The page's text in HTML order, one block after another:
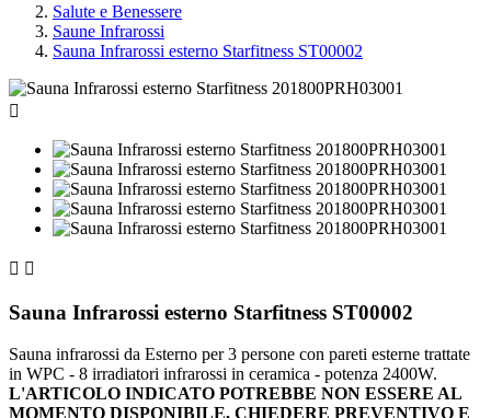
Salute e Benessere
Saune Infrarossi
Sauna Infrarossi esterno Starfitness ST00002

 
Sauna Infrarossi esterno Starfitness ST00002
Sauna infrarossi da Esterno per 3 persone con pareti esterne trattate
in WPC - 8 irradiatori infrarossi in ceramica - potenza 2400W.
L'ARTICOLO INDICATO POTREBBE NON ESSERE AL
MOMENTO DISPONIBILE, CHIEDERE PREVENTIVO E